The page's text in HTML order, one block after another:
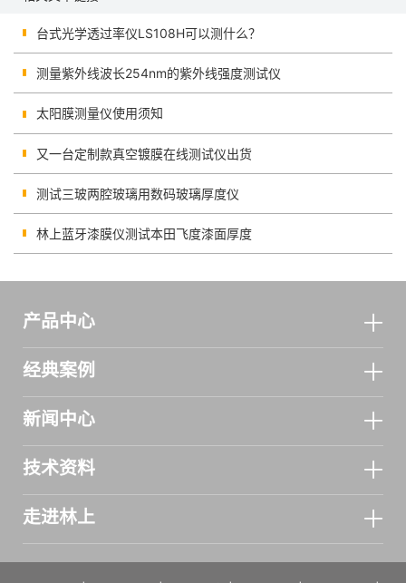
台式光学透过率仪LS108H可以测什么？
测量紫外线波长254nm的紫外线强度测试仪
太阳膜测量仪使用须知
又一台定制款真空镀膜在线测试仪出货
测试三玻两腔玻璃用数码玻璃厚度仪
林上蓝牙漆膜仪测试本田飞度漆面厚度
产品中心
经典案例
新闻中心
技术资料
走进林上